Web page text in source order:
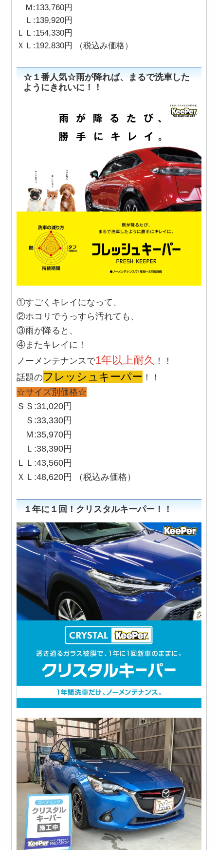
Ｍ:133,760円
Ｌ:139,920円
ＬＬ:154,330円
ＸＬ:192,830円 （税込み価格）
☆１番人気☆雨が降れば、まるで洗車した
ようにきれいに！！
①すごくキレイになって、
②ホコリでうっすら汚れても、
③雨が降ると、
④またキレイに！
ノーメンテナンスで1年以上耐久 ！！
話題のフレッシュキーパー ！！
☆サイズ別価格☆
ＳＳ:31,020円
Ｓ:33,330円
Ｍ:35,970円
Ｌ:38,390円
ＬＬ:43,560円
ＸＬ:48,620円 （税込み価格）
１年に１回！クリスタルキーパー！！